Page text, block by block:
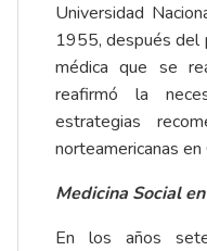
Universidad
1955, después del
médica que se
reafirmó la
estrategias
norteamericanas
Medicina Social
En los años